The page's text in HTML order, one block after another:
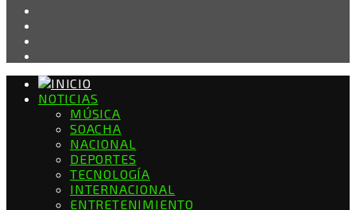
NOTICIAS
MÚSICA
SOACHA
NACIONAL
DEPORTES
TECNOLOGÍA
INTERNACIONAL
ENTRETENIMIENTO